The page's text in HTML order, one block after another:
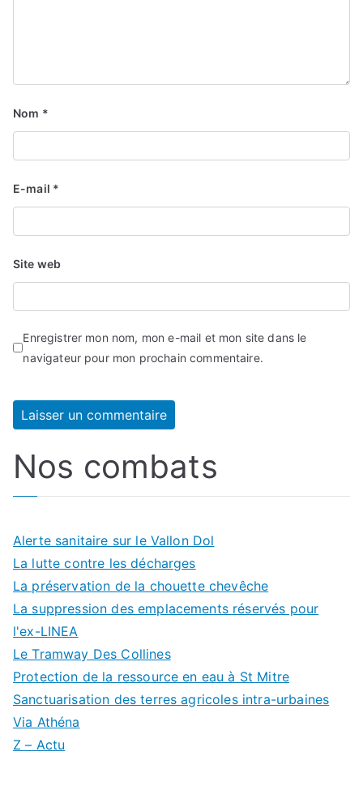
Nom *
E-mail *
Site web
Enregistrer mon nom, mon e-mail et mon site dans le
navigateur pour mon prochain commentaire.
Nos combats
Alerte sanitaire sur le Vallon Dol
La lutte contre les décharges
La préservation de la chouette chevêche
La suppression des emplacements réservés pour
l'ex-LINEA
Le Tramway Des Collines
Protection de la ressource en eau à St Mitre
Sanctuarisation des terres agricoles intra-urbaines
Via Athéna
Z – Actu